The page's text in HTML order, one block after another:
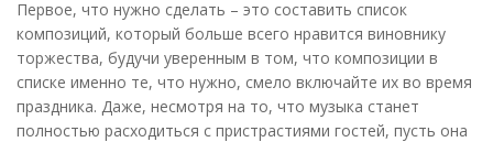
Первое, что нужно сделать – это составить список
композиций, который больше всего нравится виновнику
торжества, будучи уверенным в том, что композиции в
списке именно те, что нужно, смело включайте их во время
праздника. Даже, несмотря на то, что музыка станет
полностью расходиться с пристрастиями гостей, пусть она